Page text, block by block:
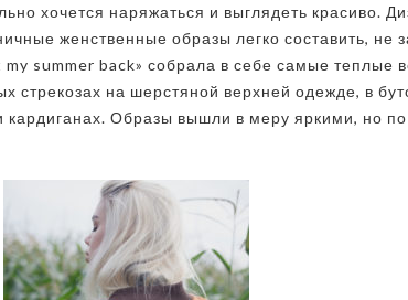
МАРКИ
FAB
MARY
P»
хочется наряжаться и выглядеть красиво.
женственные образы легко составить, не
summer back» собрала в себе самые теплые
стрекозах на шерстяной верхней одежде, в
кардиганах. Образы вышли в меру яркими, но